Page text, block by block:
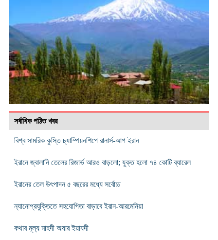
সর্বাধিক পঠিত খবর
বিশ্ব সামরিক কুস্তি চ্যাম্পিয়নশিপে রানার্স-আপ ইরান
ইরানে জ্বালানি তেলের রিজার্ভ আরও বাড়লো; যুক্ত হলো ৭৪ কোটি ব্যারেল
ইরানের তেল উৎপাদন ৫ বছরের মধ্যে সর্বোচ্চ
ন্যানোপ্রযুক্তিতে সহযোগিতা বাড়াবে ইরান-আরমেনিয়া
কথার মূল্য মাহদী অযার ইয়াযদী